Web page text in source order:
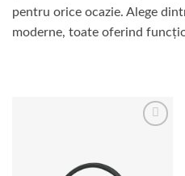
pentru orice ocazie. Alege
moderne, toate oferind